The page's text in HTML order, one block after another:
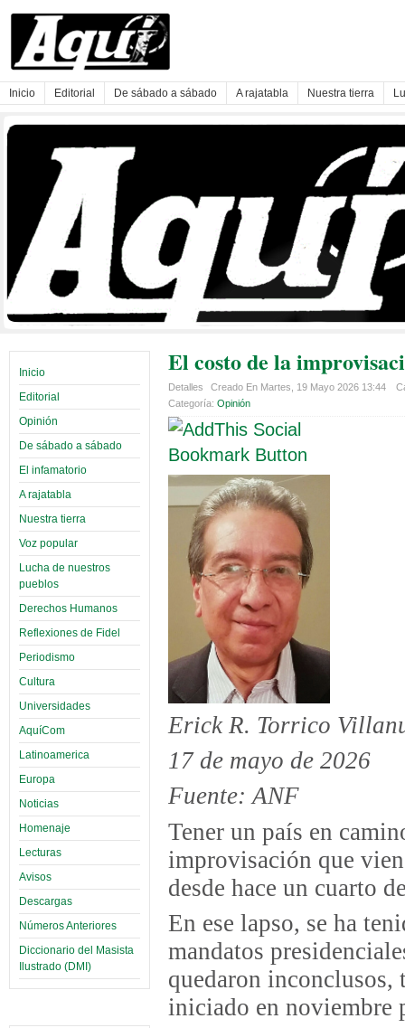
Inicio Editorial De sábado a sábado A rajatabla Nuestra tierra
Inicio
Editorial
Opinión
De sábado a sábado
El infamatorio
A rajatabla
Nuestra tierra
Voz popular
Lucha de nuestros
pueblos
Derechos Humanos
Reflexiones de Fidel
Periodismo
Cultura
Universidades
AquíCom
Latinoamerica
Europa
Noticias
Homenaje
Lecturas
Avisos
Descargas
Números Anteriores
Diccionario del Masista
Ilustrado (DMI)
El costo de la
Detalles Creado En Martes, 19 Mayo 2026 13:44
Categoría: Opinión
Erick R. Torrico
17 de mayo de 2026
Fuente: ANF
Tener un país en
improvisación que
desde hace un cuarto
En ese lapso, se ha
mandatos
quedaron
iniciado en noviembre